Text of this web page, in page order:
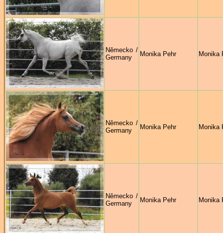
Německo /
Germany
Monika Pehr Monika
Německo /
Germany
Monika Pehr Monika
Německo /
Germany
Monika Pehr Monika